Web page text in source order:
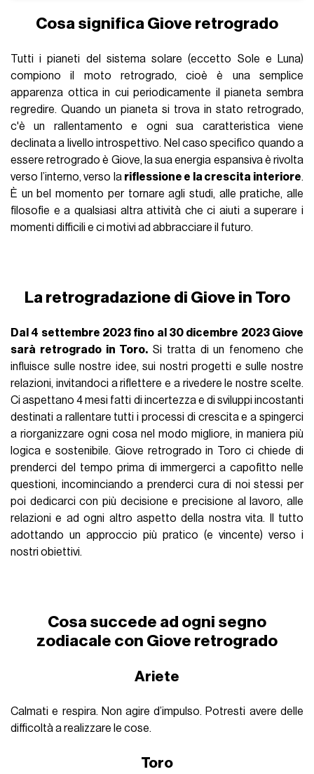
Cosa significa Giove retrogrado
Tutti i pianeti del sistema solare (eccetto Sole e Luna)
compiono il moto retrogrado, cioè è una semplice
apparenza ottica in cui periodicamente il pianeta sembra
regredire. Quando un pianeta si trova in stato retrogrado,
c'è un rallentamento e ogni sua caratteristica viene
declinata a livello introspettivo. Nel caso specifico quando a
essere retrogrado è Giove, la sua energia espansiva è rivolta
verso l’interno, verso la riflessione e la crescita interiore.
È un bel momento per tornare agli studi, alle pratiche, alle
filosofie e a qualsiasi altra attività che ci aiuti a superare i
momenti difficili e ci motivi ad abbracciare il futuro.
La retrogradazione di Giove in Toro
Dal 4 settembre 2023 fino al 30 dicembre 2023 Giove
sarà retrogrado in Toro. Si tratta di un fenomeno che
influisce sulle nostre idee, sui nostri progetti e sulle nostre
relazioni, invitandoci a riflettere e a rivedere le nostre scelte.
Ci aspettano 4 mesi fatti di incertezza e di sviluppi incostanti
destinati a rallentare tutti i processi di crescita e a spingerci
a riorganizzare ogni cosa nel modo migliore, in maniera più
logica e sostenibile. Giove retrogrado in Toro ci chiede di
prenderci del tempo prima di immergerci a capofitto nelle
questioni, incominciando a prenderci cura di noi stessi per
poi dedicarci con più decisione e precisione al lavoro, alle
relazioni e ad ogni altro aspetto della nostra vita. Il tutto
adottando un approccio più pratico (e vincente) verso i
nostri obiettivi.
Cosa succede ad ogni segno
zodiacale con Giove retrogrado
Ariete
Calmati e respira. Non agire d’impulso. Potresti avere delle
difficoltà a realizzare le cose.
Toro